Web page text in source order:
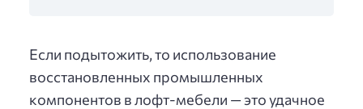
Если подытожить, то использование
восстановленных промышленных
компонентов в лофт-мебели — это удачное